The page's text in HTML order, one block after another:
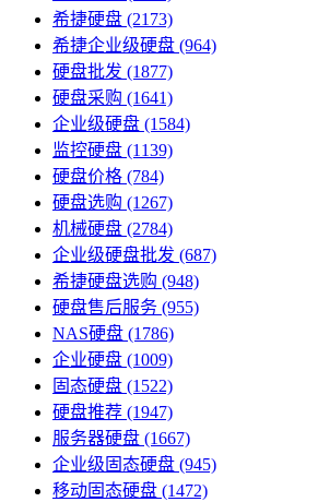
希捷硬盘 (2173)
希捷企业级硬盘 (964)
硬盘批发 (1877)
硬盘采购 (1641)
企业级硬盘 (1584)
监控硬盘 (1139)
硬盘价格 (784)
硬盘选购 (1267)
机械硬盘 (2784)
企业级硬盘批发 (687)
希捷硬盘选购 (948)
硬盘售后服务 (955)
NAS硬盘 (1786)
企业硬盘 (1009)
固态硬盘 (1522)
硬盘推荐 (1947)
服务器硬盘 (1667)
企业级固态硬盘 (945)
移动固态硬盘 (1472)